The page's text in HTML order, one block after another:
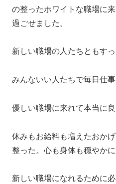
の整ったホワイトな職場に
過ごせました。
新しい職場の人たちともすっ
みんないい人たちで毎日仕事
優しい職場に来れて本当に良
休みもお給料も増えたおか
整った。心も身体も穏やか
新しい職場になれるために